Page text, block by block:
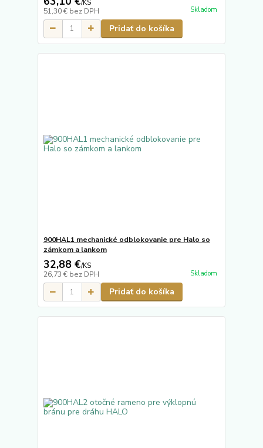
/KS
51,30 € bez DPH Skladom
Pridať do košíka
900HAL1 mechanické odblokovanie pre Halo so
zámkom a lankom
32,88 €/KS
26,73 € bez DPH Skladom
Pridať do košíka